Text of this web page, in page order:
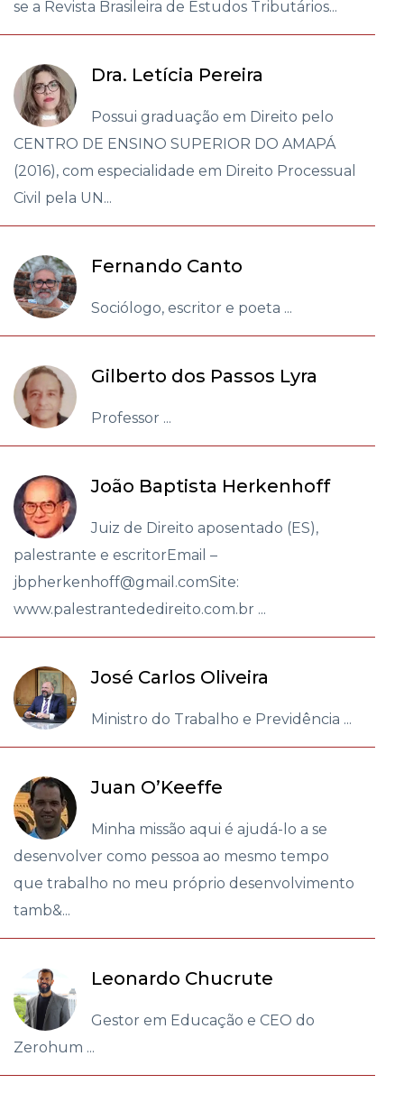
se a Revista Brasileira de Estudos Tributários...
Dra. Letícia Pereira
Possui graduação em Direito pelo
CENTRO DE ENSINO SUPERIOR DO AMAPÁ
(2016), com especialidade em Direito Processual
Civil pela UN...
Fernando Canto
Sociólogo, escritor e poeta ...
Gilberto dos Passos Lyra
Professor ...
João Baptista Herkenhoff
Juiz de Direito aposentado (ES),
palestrante e escritorEmail –
jbpherkenhoff@gmail.comSite:
www.palestrantededireito.com.br ...
José Carlos Oliveira
Ministro do Trabalho e Previdência ...
Juan O’Keeffe
Minha missão aqui é ajudá-lo a se
desenvolver como pessoa ao mesmo tempo
que trabalho no meu próprio desenvolvimento
tamb&...
Leonardo Chucrute
Gestor em Educação e CEO do
Zerohum ...